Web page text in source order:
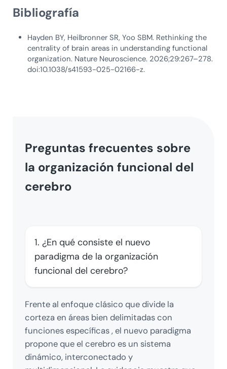
Bibliografía
Hayden BY, Heilbronner SR, Yoo SBM. Rethinking the
centrality of brain areas in understanding functional
organization. Nature Neuroscience. 2026;29:267–278.
doi:10.1038/s41593-025-02166-z.
Preguntas frecuentes sobre
la organización funcional del
cerebro
1. ¿En qué consiste el nuevo
paradigma de la organización
funcional del cerebro?
Frente al enfoque clásico que divide la
corteza en áreas bien delimitadas con
funciones específicas , el nuevo paradigma
propone que el cerebro es un sistema
dinámico, interconectado y